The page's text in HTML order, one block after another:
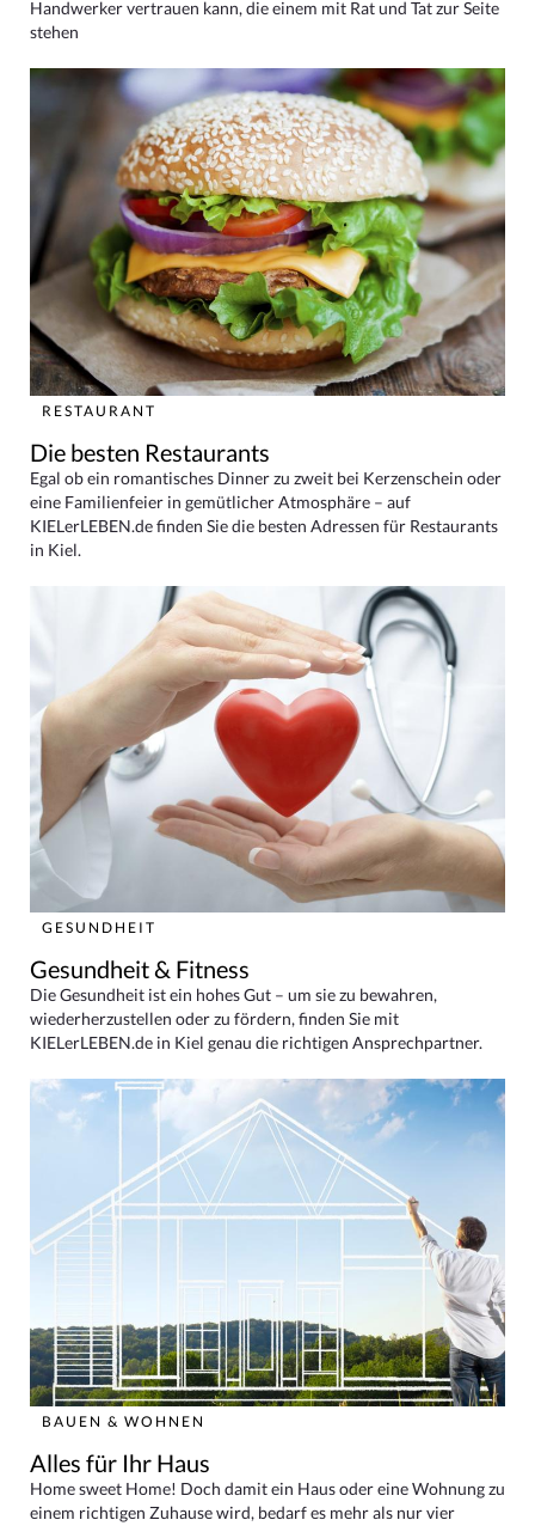
Handwerker vertrauen kann, die einem mit Rat und Tat zur Seite
stehen
RESTAURANT
Die besten Restaurants
Egal ob ein romantisches Dinner zu zweit bei Kerzenschein oder
eine Familienfeier in gemütlicher Atmosphäre – auf
KIELerLEBEN.de finden Sie die besten Adressen für Restaurants
in Kiel.
GESUNDHEIT
Gesundheit & Fitness
Die Gesundheit ist ein hohes Gut – um sie zu bewahren,
wiederherzustellen oder zu fördern, finden Sie mit
KIELerLEBEN.de in Kiel genau die richtigen Ansprechpartner.
BAUEN & WOHNEN
Alles für Ihr Haus
Home sweet Home! Doch damit ein Haus oder eine Wohnung zu
einem richtigen Zuhause wird, bedarf es mehr als nur vier